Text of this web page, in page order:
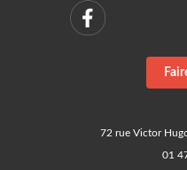
72 rue Victor
01